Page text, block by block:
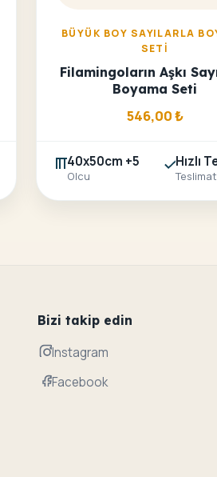
BÜYÜK BOY SAYILARLA
SETI
Filamingoların Aşkı
Boyama Seti
546,00₺
40x50cm +5
Olcu
Hızlı
Teslimat
Bizi takip edin
Instagram
Facebook